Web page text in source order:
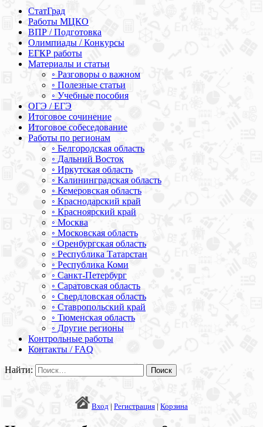
СтатГрад
Работы МЦКО
ВПР / Подготовка
Олимпиады / Конкурсы
ЕГКР работы
Материалы и статьи
◦ Разговоры о важном
◦ Полезные статьи
◦ Учебные пособия
ОГЭ / ЕГЭ
Итоговое сочинение
Итоговое собеседование
Работы по регионам
◦ Белгородская область
◦ Дальний Восток
◦ Иркутская область
◦ Калининградская область
◦ Кемеровская область
◦ Краснодарский край
◦ Красноярский край
◦ Москва
◦ Московская область
◦ Оренбургская область
◦ Республика Татарстан
◦ Республика Коми
◦ Санкт-Петербург
◦ Саратовская область
◦ Свердловская область
◦ Ставропольский край
◦ Тюменская область
◦ Другие регионы
Контрольные работы
Контакты / FAQ
Найти:
Вход | Регистрация | Корзина